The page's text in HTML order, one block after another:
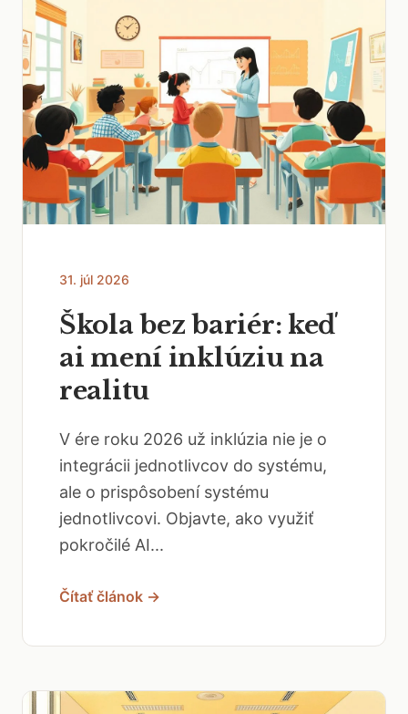
31. júl 2026
Škola bez bariér: keď
ai mení inklúziu na
realitu
V ére roku 2026 už inklúzia nie je o
integrácii jednotlivcov do systému,
ale o prispôsobení systému
jednotlivcovi. Objavte, ako využiť
pokročilé AI...
Čítať článok →